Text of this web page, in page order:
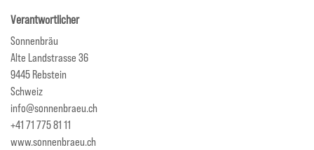
Verantwortlicher
Sonnenbräu
Alte Landstrasse 36
9445 Rebstein
Schweiz
info@sonnenbraeu.ch
+41 71 775 81 11
www.sonnenbraeu.ch